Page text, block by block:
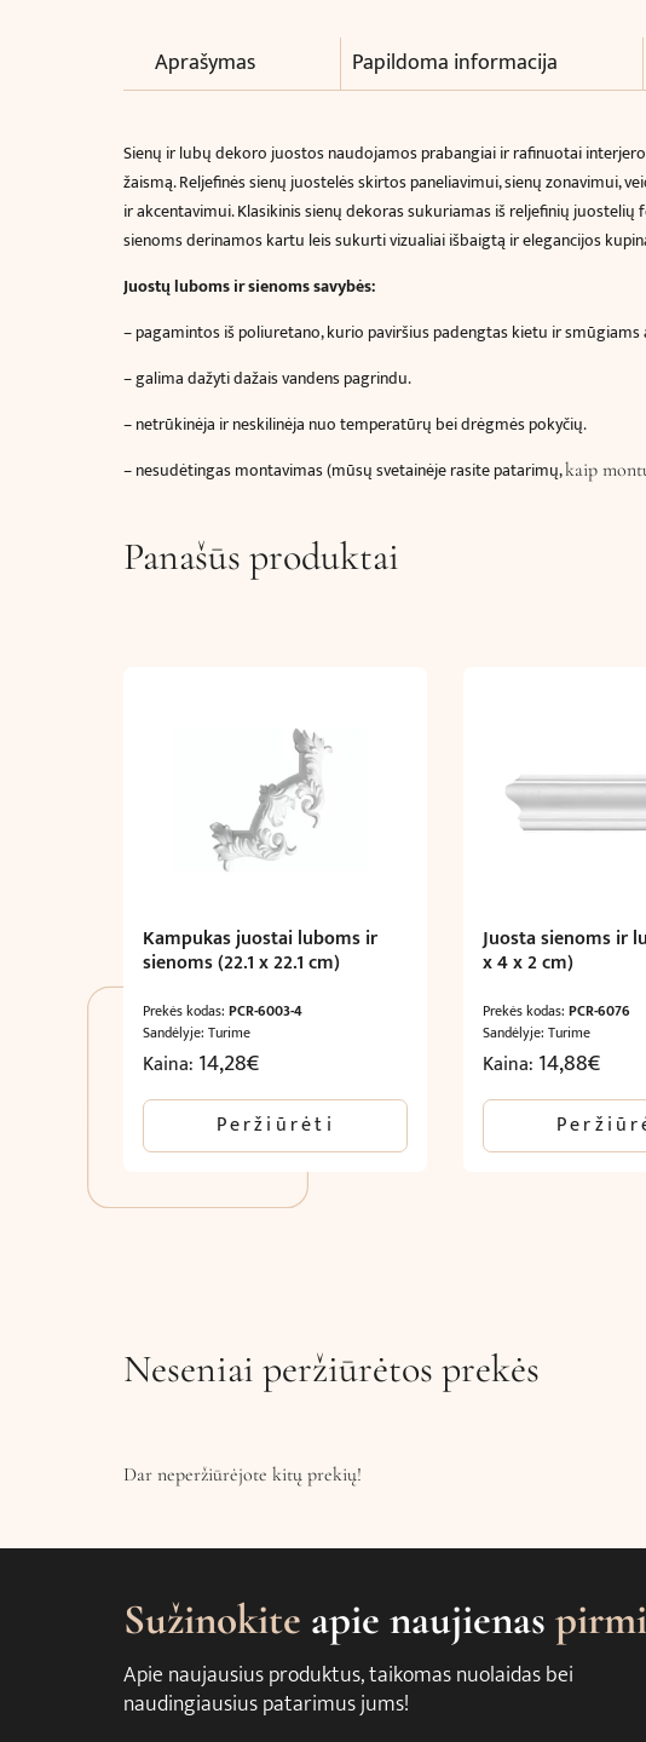
Aprašymas Papildoma informacija
Sienų ir lubų dekoro juostos naudojamos prabangiai ir rafinuotai
žaismą. Reljefinės sienų juostelės skirtos paneliavimui, sienų zonavimui,
irakcentavimui. Klasikinis sienų dekoras sukuriamas iš reljefinių
sienoms derinamos kartu leis sukurti vizualiai išbaigtą ir elegancijos
Juostų luboms ir sienoms savybės:
–pagamintos iš poliuretano, kurio paviršius padengtas kietu ir
– galima dažyti dažais vandens pagrindu.
– netrūkinėja ir neskilinėja nuo temperatūrų bei drėgmės pokyčių.
– nesudėtingas montavimas (mūsų svetainėje rasite patarimų,kaip
Panašūs produktai
Kampukas juostai luboms ir
sienoms (22.1 x 22.1 cm)
Prekės kodas: PCR-6003-4
Sandėlyje: Turime
Kaina: 14,28€
Peržiūrėti
Juosta sienoms ir
x 4 x 2 cm)
Prekės kodas:PCR-6076
Sandėlyje: Turime
Kaina: 14,88€
Neseniai peržiūrėtos prekės
Dar neperžiūrėjote kitų prekių!
Sužinokite apie naujienas
Apie naujausius produktus, taikomas nuolaidas bei
naudingiausius patarimus jums!